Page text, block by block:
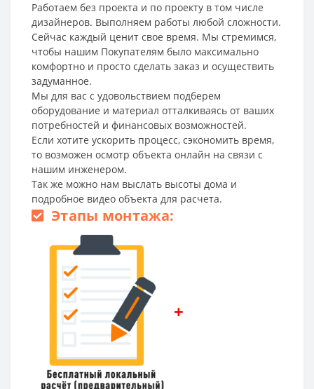
Работаем без проекта и по проекту в том числе
дизайнеров. Выполняем работы любой сложности.
Сейчас каждый ценит свое время. Мы стремимся,
чтобы нашим Покупателям было максимально
комфортно и просто сделать заказ и осуществить
задуманное.
Мы для вас с удовольствием подберем
оборудование и материал отталкиваясь от ваших
потребностей и финансовых возможностей.
Если хотите ускорить процесс, сэкономить время,
то возможен осмотр объекта онлайн на связи с
нашим инженером.
Так же можно нам выслать высоты дома и
подробное видео объекта для расчета.
Этапы монтажа:
+